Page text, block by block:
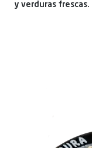
y verduras